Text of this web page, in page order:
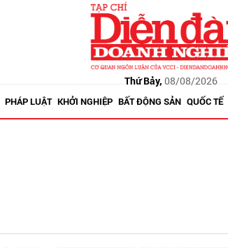
Thứ Bảy, 08/08/2026
PHÁP LUẬT KHỞI NGHIỆP BẤT ĐỘNG SẢN QUỐC TẾ